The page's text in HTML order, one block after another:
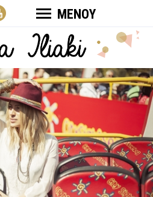
ΜΕΝΟΥ